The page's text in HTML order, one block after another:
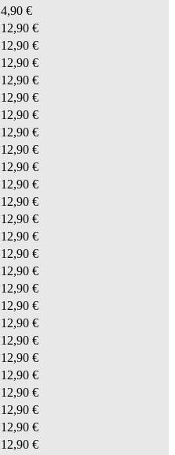
4,90 €
12,90 €
12,90 €
12,90 €
12,90 €
12,90 €
12,90 €
12,90 €
12,90 €
12,90 €
12,90 €
12,90 €
12,90 €
12,90 €
12,90 €
12,90 €
12,90 €
12,90 €
12,90 €
12,90 €
12,90 €
12,90 €
12,90 €
12,90 €
12,90 €
12,90 €